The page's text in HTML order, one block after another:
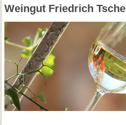
Weingut Friedrich